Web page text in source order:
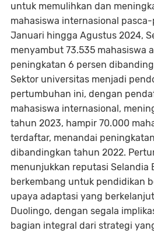
untuk memulihkan dan
mahasiswa internasional
Januari hingga Agustus 2024,
menyambut 73.535 mahasiswa
peningkatan 6 persen
Sektor universitas menjadi
pertumbuhan ini, dengan
mahasiswa internasional,
tahun 2023, hampir 70.000
terdaftar, menandai
dibandingkan tahun 2022.
menunjukkan reputasi Selandia
berkembang untuk pendidikan
upaya adaptasi yang
Duolingo, dengan segala
bagian integral dari strategi